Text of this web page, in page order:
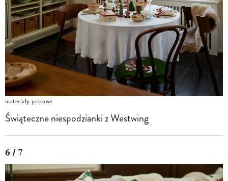
materiały prasowe
Świąteczne niespodzianki z Westwing
6 / 7